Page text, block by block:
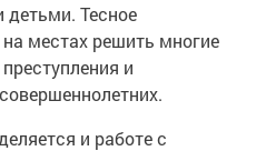
детьми. Тесное
местах решить многие
и
и работе с